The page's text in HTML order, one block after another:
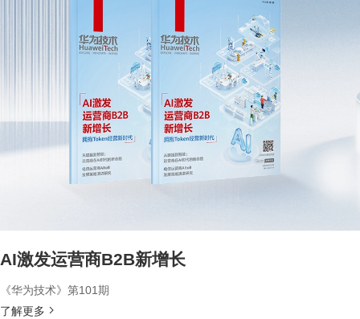
AI激发运营商B2B新增长
《华为技术》第101期
了解更多